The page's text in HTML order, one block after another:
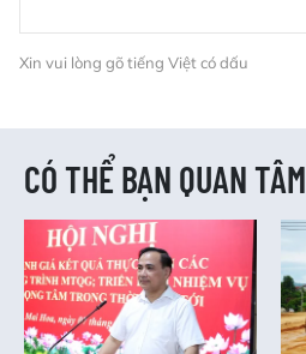
Xin vui lòng gõ tiếng Việt có dấu
CÓ THỂ BẠN QUAN TÂM